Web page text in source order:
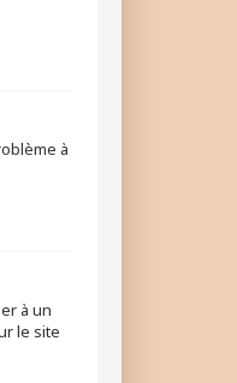
à
à un
le site